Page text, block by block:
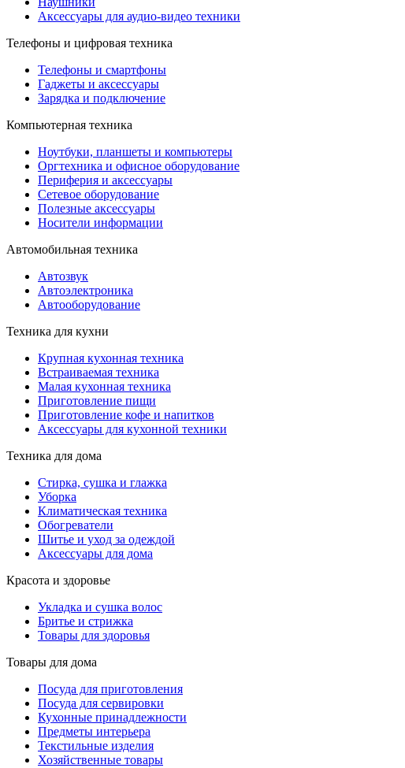
Аксессуары для аудио-видео техники
Телефоны и цифровая техника
Телефоны и смартфоны
Гаджеты и аксессуары
Зарядка и подключение
Компьютерная техника
Ноутбуки, планшеты и компьютеры
Оргтехника и офисное оборудование
Периферия и аксессуары
Cетевое оборудование
Полезные аксессуары
Носители информации
Автомобильная техника
Автозвук
Автоэлектроника
Автооборудование
Техника для кухни
Крупная кухонная техника
Встраиваемая техника
Малая кухонная техника
Приготовление пищи
Приготовление кофе и напитков
Аксессуары для кухонной техники
Техника для дома
Стирка, сушка и глажка
Уборка
Климатическая техника
Обогреватели
Шитье и уход за одеждой
Аксессуары для дома
Красота и здоровье
Укладка и сушка волос
Бритье и стрижка
Товары для здоровья
Товары для дома
Посуда для приготовления
Посуда для сервировки
Кухонные принадлежности
Предметы интерьера
Текстильные изделия
Хозяйственные товары